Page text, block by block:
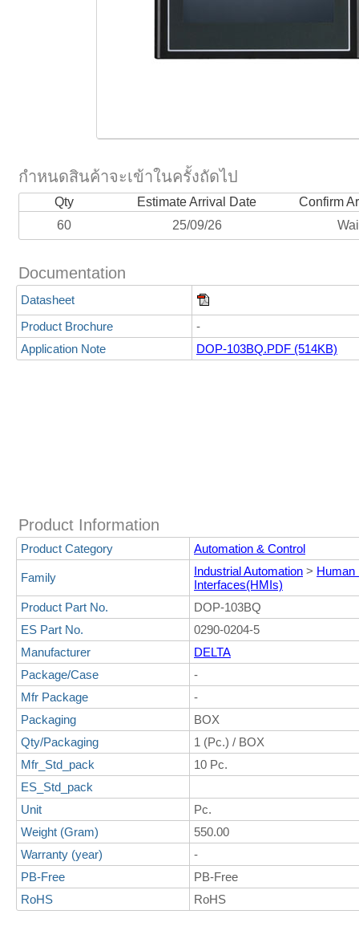
กำหนดสินค้าจะเข้าในครั้งถัดไป
Qty Estimate Arrival Date
Confirm
60
25/09/26
Documentation
Datasheet
Product Brochure
-
Application Note
DOP-103BQ.PDF (514KB)
Product Information
Product Category Automation & Control
Family Industrial Automation > Human
Interfaces(HMIs)
Product Part No.
DOP-103BQ
ES Part No.
0290-0204-5
Manufacturer
DELTA
Package/Case
-
Mfr Package
-
Packaging
BOX
Qty/Packaging
1 (Pc.) / BOX
Mfr_Std_pack
10 Pc.
ES_Std_pack
Unit
Pc.
Weight (Gram)
550.00
Warranty (year)
-
PB-Free
PB-Free
RoHS
RoHS